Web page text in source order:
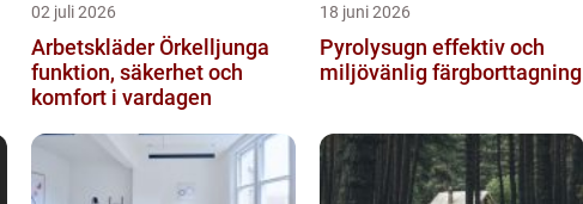
02 juli 2026
Arbetskläder Örkelljunga
funktion, säkerhet och
komfort i vardagen
18 juni 2026
Pyrolysugn effektiv och
miljövänlig färgborttagning